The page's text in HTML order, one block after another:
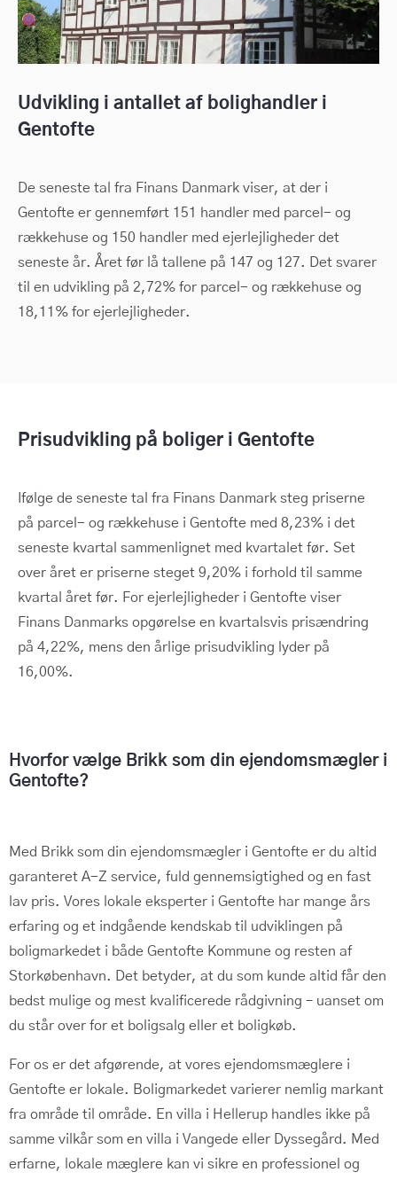
Udvikling i antallet af bolighandler i
Gentofte
De seneste tal fra Finans Danmark viser, at der i
Gentofte er gennemført 151 handler med parcel- og
rækkehuse og 150 handler med ejerlejligheder det
seneste år. Året før lå tallene på 147 og 127. Det svarer
til en udvikling på 2,72% for parcel- og rækkehuse og
18,11% for ejerlejligheder.
Prisudvikling på boliger i Gentofte
Ifølge de seneste tal fra Finans Danmark steg priserne
på parcel- og rækkehuse i Gentofte med 8,23% i det
seneste kvartal sammenlignet med kvartalet før. Set
over året er priserne steget 9,20% i forhold til samme
kvartal året før. For ejerlejligheder i Gentofte viser
Finans Danmarks opgørelse en kvartalsvis prisændring
på 4,22%, mens den årlige prisudvikling lyder på
16,00%.
Hvorfor vælge Brikk som din ejendomsmægler i
Gentofte?
Med Brikk som din ejendomsmægler i Gentofte er du altid
garanteret A-Z service, fuld gennemsigtighed og en fast
lav pris. Vores lokale eksperter i Gentofte har mange års
erfaring og et indgående kendskab til udviklingen på
boligmarkedet i både Gentofte Kommune og resten af
Storkøbenhavn. Det betyder, at du som kunde altid får den
bedst mulige og mest kvalificerede rådgivning – uanset om
du står over for et boligsalg eller et boligkøb.
For os er det afgørende, at vores ejendomsmæglere i
Gentofte er lokale. Boligmarkedet varierer nemlig markant
fra område til område. En villa i Hellerup handles ikke på
samme vilkår som en villa i Vangede eller Dyssegård. Med
erfarne, lokale mæglere kan vi sikre en professionel og